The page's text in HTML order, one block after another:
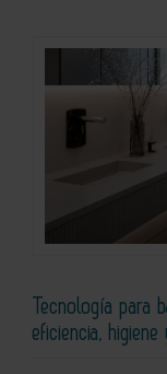
Tecnología
eficiencia,